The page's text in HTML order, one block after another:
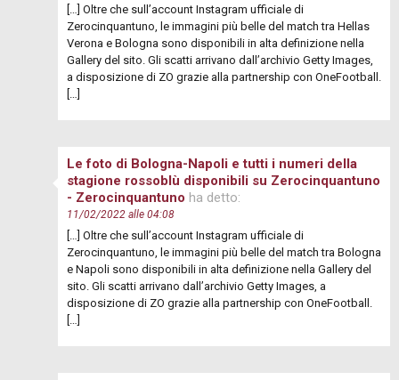
[…] Oltre che sull’account Instagram ufficiale di
Zerocinquantuno, le immagini più belle del match tra Hellas
Verona e Bologna sono disponibili in alta definizione nella
Gallery del sito. Gli scatti arrivano dall’archivio Getty Images,
a disposizione di ZO grazie alla partnership con OneFootball.
Le foto di Bologna-Napoli e tutti i numeri della
stagione rossoblù disponibili su Zerocinquantuno
- Zerocinquantuno ha detto:
11/02/2022 alle 04:08
[…] Oltre che sull’account Instagram ufficiale di
Zerocinquantuno, le immagini più belle del match tra Bologna
e Napoli sono disponibili in alta definizione nella Gallery del
sito. Gli scatti arrivano dall’archivio Getty Images, a
disposizione di ZO grazie alla partnership con OneFootball.